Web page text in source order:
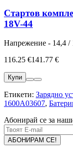
Стартов
18V-44
Напрежение - 14,4 /
116.25 €141.77 €
Купи
Етикети: Зарядно
1600A03607,
Абонирай се за